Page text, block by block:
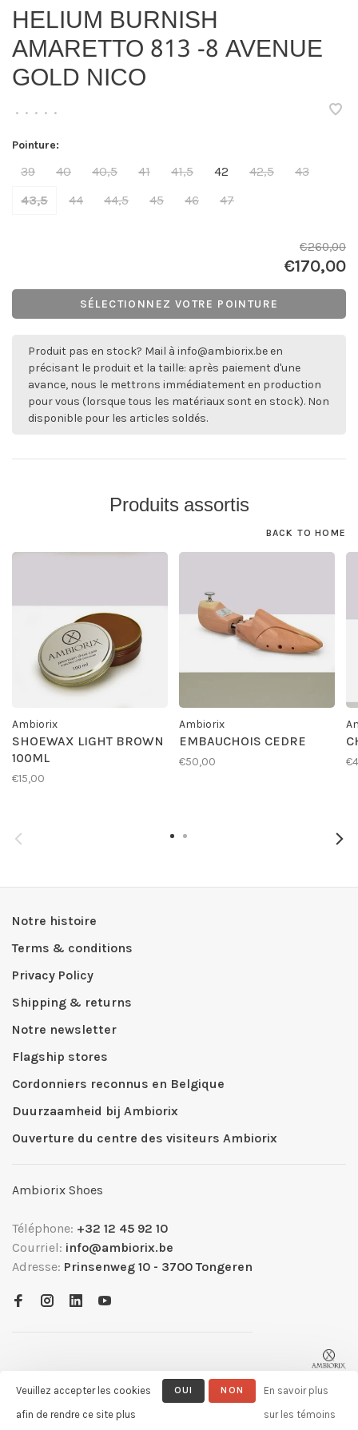
HELIUM BURNISH
AMARETTO 813 -8 AVENUE
GOLD NICO
• • • • •
Pointure:
39 40 40,5 41 41,5 42 42,5
43
43,5
44 44,5 45 46 47
€260,00
€170,00
SÉLECTIONNEZ VOTRE POINTURE
Produit pas en stock? Mail à info@ambiorix.be en
précisant le produit et la taille: après paiement d'une
avance, nous le mettrons immédiatement en production
pour vous (lorsque tous les matériaux sont en stock). Non
disponible pour les articles soldés.
Produits assortis
BACK TO HOME
Ambiorix
SHOEWAX LIGHT BROWN
100ML
€15,00
Ambiorix
EMBAUCHOIS CEDRE
€50,00
Notre histoire
Terms & conditions
Privacy Policy
Shipping & returns
Notre newsletter
Flagship stores
Cordonniers reconnus en Belgique
Duurzaamheid bij Ambiorix
Ouverture du centre des visiteurs Ambiorix
Ambiorix Shoes
Téléphone: +32 12 45 92 10
Courriel: info@ambiorix.be
Adresse: Prinsenweg 10 - 3700 Tongeren
Veuillez accepter les cookies
afin de rendre ce site plus
OUI NON
En savoir plus
sur les témoins